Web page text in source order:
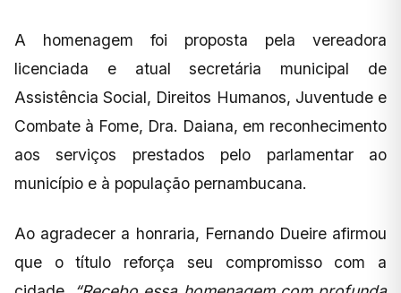
A homenagem foi proposta pela vereadora
licenciada e atual secretária municipal de
Assistência Social, Direitos Humanos, Juventude e
Combate à Fome, Dra. Daiana, em reconhecimento
aos serviços prestados pelo parlamentar ao
município e à população pernambucana.
Ao agradecer a honraria, Fernando Dueire afirmou
que o título reforça seu compromisso com a